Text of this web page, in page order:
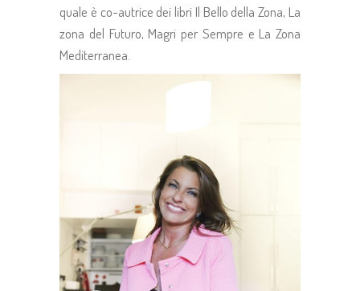
quale è co-autrice dei libri Il Bello della Zona, La
zona del Futuro, Magri per Sempre e La Zona
Mediterranea.